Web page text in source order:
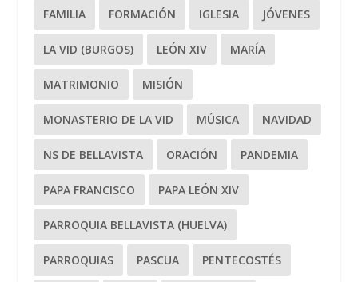
FAMILIA FORMACIÓN IGLESIA JÓVENES
LA VID (BURGOS) LEÓN XIV MARÍA
MATRIMONIO MISIÓN
MONASTERIO DE LA VID MÚSICA NAVIDAD
NS DE BELLAVISTA ORACIÓN PANDEMIA
PAPA FRANCISCO PAPA LEÓN XIV
PARROQUIA BELLAVISTA (HUELVA)
PARROQUIAS PASCUA PENTECOSTÉS